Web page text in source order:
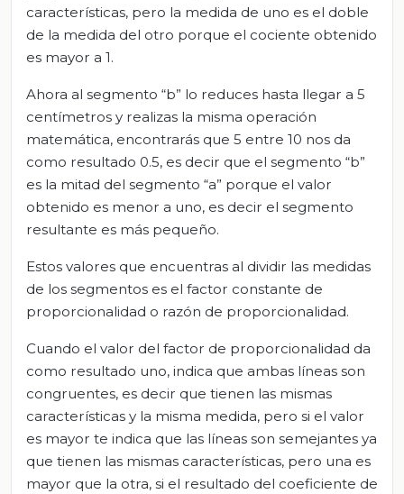
características, pero la medida de uno es el doble
de la medida del otro porque el cociente obtenido
es mayor a 1.
Ahora al segmento “b” lo reduces hasta llegar a 5
centímetros y realizas la misma operación
matemática, encontrarás que 5 entre 10 nos da
como resultado 0.5, es decir que el segmento “b”
es la mitad del segmento “a” porque el valor
obtenido es menor a uno, es decir el segmento
resultante es más pequeño.
Estos valores que encuentras al dividir las medidas
de los segmentos es el factor constante de
proporcionalidad o razón de proporcionalidad.
Cuando el valor del factor de proporcionalidad da
como resultado uno, indica que ambas líneas son
congruentes, es decir que tienen las mismas
características y la misma medida, pero si el valor
es mayor te indica que las líneas son semejantes ya
que tienen las mismas características, pero una es
mayor que la otra, si el resultado del coeficiente de